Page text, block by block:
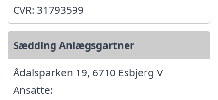
CVR: 31793599
Sædding Anlægsgartner
Ådalsparken 19, 6710 Esbjerg V
Ansatte: